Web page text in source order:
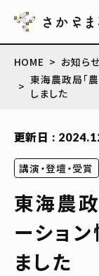
HOME
お知ら
東海農政局「
しました
更新日 :
講演・登壇・受賞
東海農
ーショ
ました